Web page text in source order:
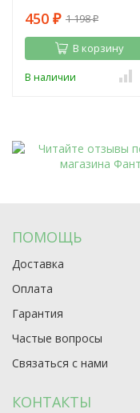
450 ₽ 1 198₽
В корзину
В наличии
ПОМОЩЬ
Доставка
Оплата
Гарантия
Частые вопросы
Связаться с нами
КОНТАКТЫ